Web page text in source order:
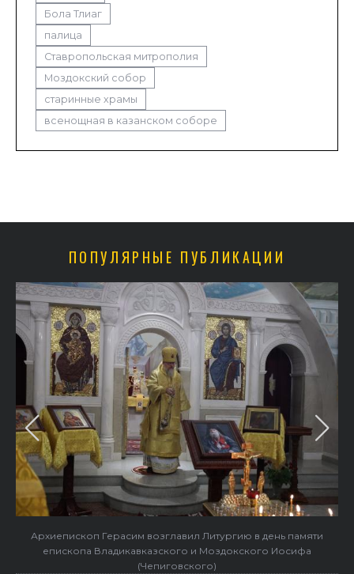
Бола Тлиаг
палица
Ставропольская митрополия
Моздокский собор
старинные храмы
всенощная в казанском соборе
ПОПУЛЯРНЫЕ ПУБЛИКАЦИИ
Архиепископ Герасим возглавил престольные торжества в
Ильинском храме